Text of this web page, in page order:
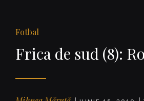
Fotbal
Frica de sud (8):